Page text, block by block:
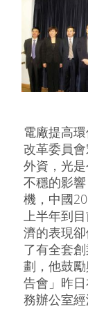
電廠提高
改革委員
外資，光
不穩的影
機，中國
上半年到
濟的表現
了有全套
劃，他鼓
告會」昨
務辦公室